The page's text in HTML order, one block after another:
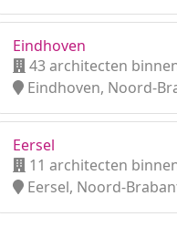
Eindhoven
43 architecten
Eindhoven, Noord-
Eersel
11 architecten
Eersel, Noord-